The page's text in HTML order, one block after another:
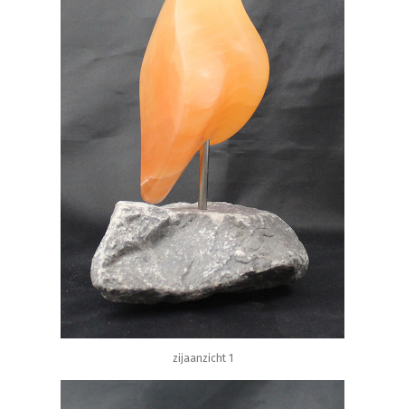
zijaanzicht 1